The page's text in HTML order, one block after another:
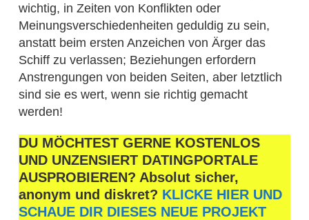
wichtig, in Zeiten von Konflikten oder
Meinungsverschiedenheiten geduldig zu sein,
anstatt beim ersten Anzeichen von Ärger das
Schiff zu verlassen; Beziehungen erfordern
Anstrengungen von beiden Seiten, aber letztlich
sind sie es wert, wenn sie richtig gemacht
werden!
DU MÖCHTEST GERNE KOSTENLOS
UND UNZENSIERT DATINGPORTALE
AUSPROBIEREN? Absolut sicher,
anonym und diskret? KLICKE HIER UND
SCHAUE DIR DIESES NEUE PROJEKT